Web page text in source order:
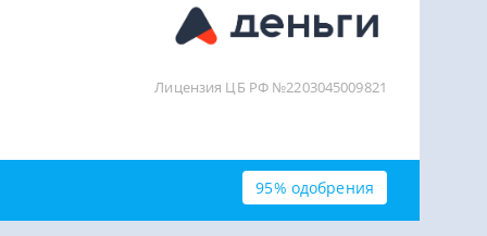
На длительный срок
Лицензия ЦБ РФ №2203045009821
95% одобрения